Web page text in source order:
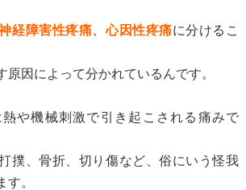
経障害性疼痛、心因性疼痛に分けるこ
原因によって分かれているんです。
や機械刺激で引き起こされる痛みで
撲、骨折、切り傷など、俗にいう怪我
す。